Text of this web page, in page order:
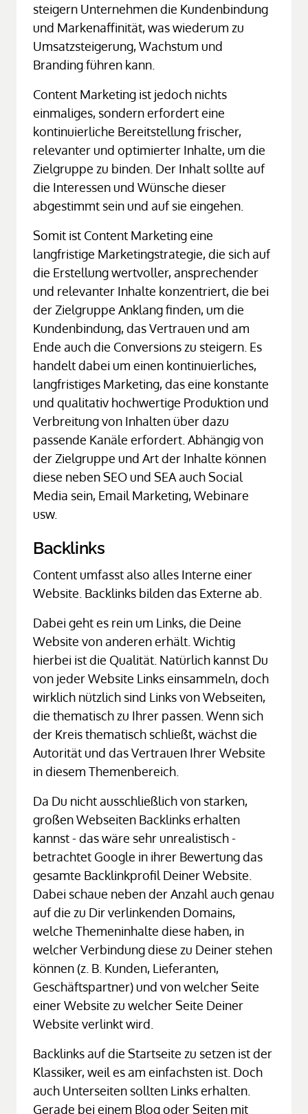
steigern Unternehmen die Kundenbindung
und Markenaffinität, was wiederum zu
Umsatzsteigerung, Wachstum und
Branding führen kann.
Content Marketing ist jedoch nichts
einmaliges, sondern erfordert eine
kontinuierliche Bereitstellung frischer,
relevanter und optimierter Inhalte, um die
Zielgruppe zu binden. Der Inhalt sollte auf
die Interessen und Wünsche dieser
abgestimmt sein und auf sie eingehen.
Somit ist Content Marketing eine
langfristige Marketingstrategie, die sich auf
die Erstellung wertvoller, ansprechender
und relevanter Inhalte konzentriert, die bei
der Zielgruppe Anklang finden, um die
Kundenbindung, das Vertrauen und am
Ende auch die Conversions zu steigern. Es
handelt dabei um einen kontinuierliches,
langfristiges Marketing, das eine konstante
und qualitativ hochwertige Produktion und
Verbreitung von Inhalten über dazu
passende Kanäle erfordert. Abhängig von
der Zielgruppe und Art der Inhalte können
diese neben SEO und SEA auch Social
Media sein, Email Marketing, Webinare
usw.
Backlinks
Content umfasst also alles Interne einer
Website. Backlinks bilden das Externe ab.
Dabei geht es rein um Links, die Deine
Website von anderen erhält. Wichtig
hierbei ist die Qualität. Natürlich kannst Du
von jeder Website Links einsammeln, doch
wirklich nützlich sind Links von Webseiten,
die thematisch zu Ihrer passen. Wenn sich
der Kreis thematisch schließt, wächst die
Autorität und das Vertrauen Ihrer Website
in diesem Themenbereich.
Da Du nicht ausschließlich von starken,
großen Webseiten Backlinks erhalten
kannst - das wäre sehr unrealistisch -
betrachtet Google in ihrer Bewertung das
gesamte Backlinkprofil Deiner Website.
Dabei schaue neben der Anzahl auch genau
auf die zu Dir verlinkenden Domains,
welche Themeninhalte diese haben, in
welcher Verbindung diese zu Deiner stehen
können (z. B. Kunden, Lieferanten,
Geschäftspartner) und von welcher Seite
einer Website zu welcher Seite Deiner
Website verlinkt wird.
Backlinks auf die Startseite zu setzen ist der
Klassiker, weil es am einfachsten ist. Doch
auch Unterseiten sollten Links erhalten.
Gerade bei einem Blog oder Seiten mit